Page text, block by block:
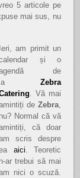
5 articole pe
mai sus, nu
Ieri, am primit un
și o
de
la
Zebra
. Vă mai
de Zebra,
nu? Normal că vă
că doar
scris despre
aici . Teoretic
n-ar trebui să mai
nici o scuză.